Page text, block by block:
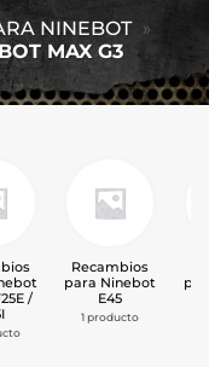
NINEBOT »
MAX G3
/
Recambios
para Ninebot
E45
1 producto